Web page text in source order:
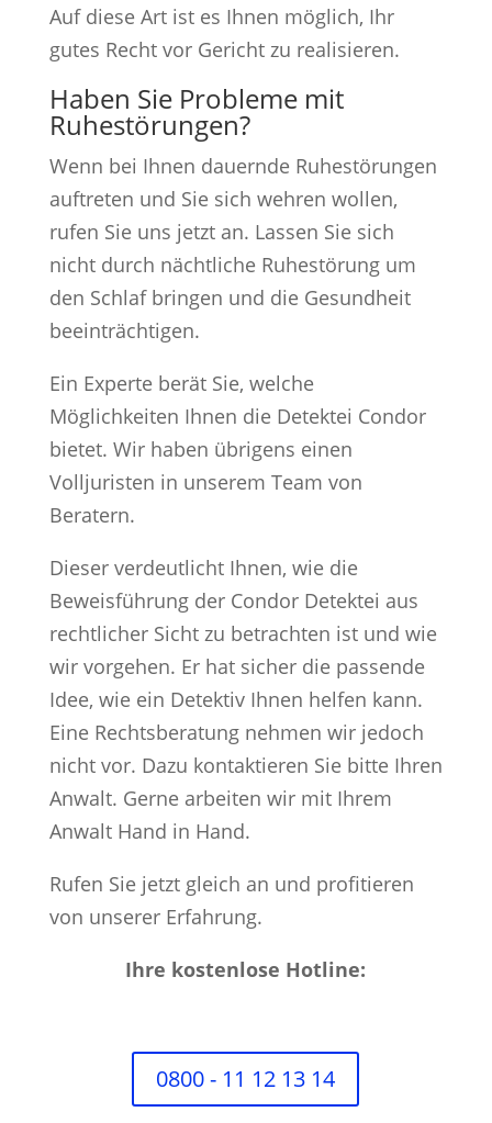
Auf diese Art ist es Ihnen möglich, Ihr
gutes Recht vor Gericht zu realisieren.
Haben Sie Probleme mit
Ruhestörungen?
Wenn bei Ihnen dauernde Ruhestörungen
auftreten und Sie sich wehren wollen,
rufen Sie uns jetzt an. Lassen Sie sich
nicht durch nächtliche Ruhestörung um
den Schlaf bringen und die Gesundheit
beeinträchtigen.
Ein Experte berät Sie, welche
Möglichkeiten Ihnen die Detektei Condor
bietet. Wir haben übrigens einen
Volljuristen in unserem Team von
Beratern.
Dieser verdeutlicht Ihnen, wie die
Beweisführung der Condor Detektei aus
rechtlicher Sicht zu betrachten ist und wie
wir vorgehen. Er hat sicher die passende
Idee, wie ein Detektiv Ihnen helfen kann.
Eine Rechtsberatung nehmen wir jedoch
nicht vor. Dazu kontaktieren Sie bitte Ihren
Anwalt. Gerne arbeiten wir mit Ihrem
Anwalt Hand in Hand.
Rufen Sie jetzt gleich an und profitieren
von unserer Erfahrung.
Ihre kostenlose Hotline:
0800 - 11 12 13 14